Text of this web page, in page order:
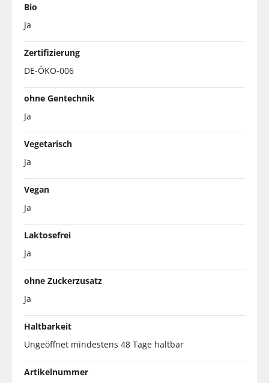
Bio
Ja
Zertifizierung
DE-ÖKO-006
ohne Gentechnik
Ja
Vegetarisch
Ja
Vegan
Ja
Laktosefrei
Ja
ohne Zuckerzusatz
Ja
Haltbarkeit
Ungeöffnet mindestens 48 Tage haltbar
Artikelnummer